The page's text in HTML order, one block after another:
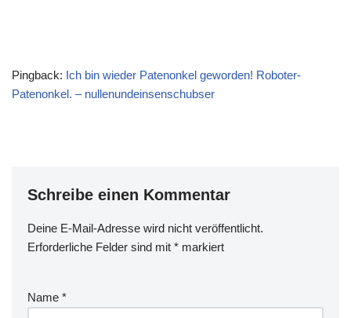
Pingback: Ich bin wieder Patenonkel geworden! Roboter-
Patenonkel. – nullenundeinsenschubser
Schreibe einen Kommentar
Deine E-Mail-Adresse wird nicht veröffentlicht.
Erforderliche Felder sind mit * markiert
Name *